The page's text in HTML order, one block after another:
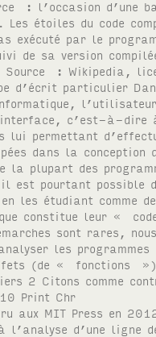
: l’occasion d’une
étoiles du code
exécuté par le
de sa version
Source : Wikipedia,
d’écrit particulier
interface, c’est-à-dire
lui permettant
dans la conception
la plupart des
est pourtant possible
les étudiant comme
constitue leur «
sont rares,
les programmes
(de « fonctions
2 Citons comme
Print Chr
aux MIT Press en
l’analyse d’une ligne